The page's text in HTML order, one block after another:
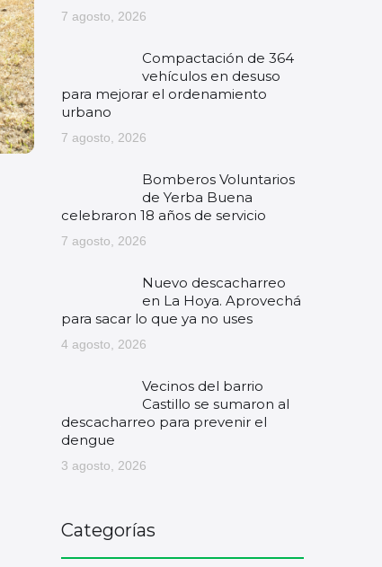
7 agosto, 2026
Compactación de 364
vehículos en desuso
para mejorar el ordenamiento
urbano
7 agosto, 2026
Bomberos Voluntarios
de Yerba Buena
celebraron 18 años de servicio
7 agosto, 2026
Nuevo descacharreo
en La Hoya. Aprovechá
para sacar lo que ya no uses
4 agosto, 2026
Vecinos del barrio
Castillo se sumaron al
descacharreo para prevenir el
dengue
3 agosto, 2026
Categorías